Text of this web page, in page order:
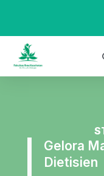
Gelora
Dietisien